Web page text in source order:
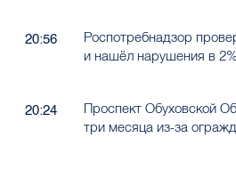
20:56
Роспотребнадзор
и нашёл нарушения в
20:24
Проспект Обуховской
три месяца из-за